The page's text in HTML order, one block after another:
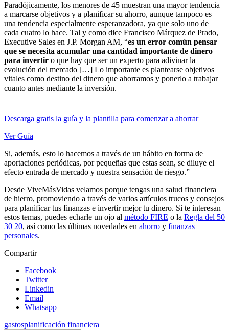
Paradójicamente, los menores de 45 muestran una mayor tendencia
a marcarse objetivos y a planificar su ahorro, aunque tampoco es
una tendencia especialmente esperanzadora, ya que solo uno de
cada cuatro lo hace. Tal y como dice Francisco Márquez de Prado,
Executive Sales en J.P. Morgan AM, “es un error común pensar
que se necesita acumular una cantidad importante de dinero
para invertir o que hay que ser un experto para adivinar la
evolución del mercado […] Lo importante es plantearse objetivos
vitales como destino del dinero que ahorramos y ponerlo a trabajar
cuanto antes mediante la inversión.
Descarga gratis la guía y la plantilla para comenzar a ahorrar
Ver Guía
Si, además, esto lo hacemos a través de un hábito en forma de
aportaciones periódicas, por pequeñas que estas sean, se diluye el
efecto entrada de mercado y nuestra sensación de riesgo.”
Desde ViveMásVidas velamos porque tengas una salud financiera
de hierro, promoviendo a través de varios artículos trucos y consejos
para planificar tus finanzas e invertir mejor tu dinero. Si te interesan
estos temas, puedes echarle un ojo al método FIRE o la Regla del 50
30 20, así como las últimas novedades en ahorro y finanzas
personales.
Compartir
Facebook
Twitter
Linkedin
Email
Whatsapp
gastosplanificación financiera